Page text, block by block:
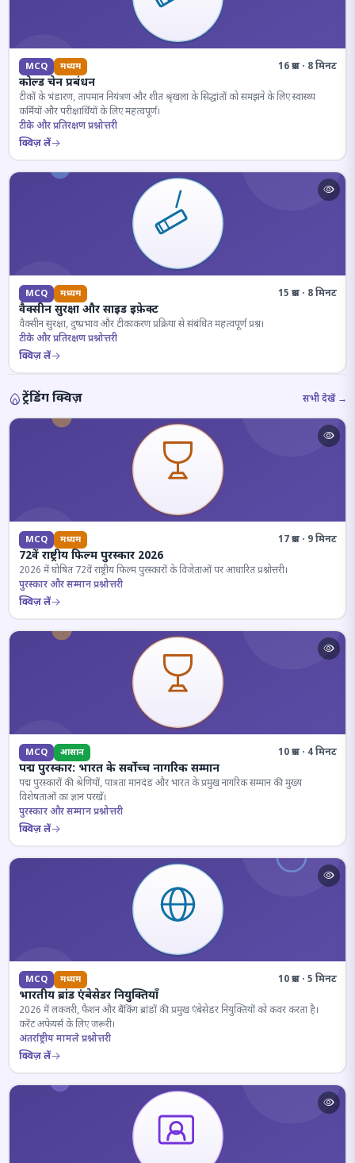
MCQ मध्यम 16 प्रश्न · 8 मिनट
कोल्ड चेन प्रबंधन
टीकों के भंडारण, तापमान नियंत्रण और शीत श्रृंखला के सिद्धांतों को समझने के लिए स्वास्थ्य
कर्मियों और परीक्षार्थियों के लिए महत्वपूर्ण।
टीके और प्रतिरक्षण प्रश्नोत्तरी
क्विज़ लें
MCQ मध्यम 15 प्रश्न · 8 मिनट
वैक्सीन सुरक्षा और साइड इफ़ेक्ट
वैक्सीन सुरक्षा, दुष्प्रभाव और टीकाकरण प्रक्रिया से संबंधित महत्वपूर्ण प्रश्न।
टीके और प्रतिरक्षण प्रश्नोत्तरी
क्विज़ लें
ट्रेंडिंग क्विज़ सभी देखें →
MCQ मध्यम 17 प्रश्न · 9 मिनट
72वें राष्ट्रीय फिल्म पुरस्कार 2026
2026 में घोषित 72वें राष्ट्रीय फिल्म पुरस्कारों के विजेताओं पर आधारित प्रश्नोत्तरी।
पुरस्कार और सम्मान प्रश्नोत्तरी
क्विज़ लें
MCQ आसान 10 प्रश्न · 4 मिनट
पद्म पुरस्कार: भारत के सर्वोच्च नागरिक सम्मान
पद्म पुरस्कारों की श्रेणियों, पात्रता मानदंड और भारत के प्रमुख नागरिक सम्मान की मुख्य
विशेषताओं का ज्ञान परखें।
पुरस्कार और सम्मान प्रश्नोत्तरी
क्विज़ लें
MCQ मध्यम 10 प्रश्न · 5 मिनट
भारतीय ब्रांड एंबेसेडर नियुक्तियाँ
2026 में लक्जरी, फैशन और बैंकिंग ब्रांडों की प्रमुख एंबेसेडर नियुक्तियों को कवर करता है।
करेंट अफेयर्स के लिए जरूरी।
अंतर्राष्ट्रीय मामले प्रश्नोत्तरी
क्विज़ लें